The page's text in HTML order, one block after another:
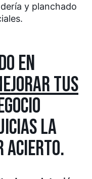
y planchado
EN
TUS
LA
ACIERTO.